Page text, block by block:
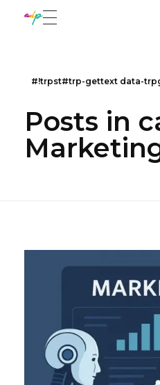
#!trpst#trp-gettext data-
Posts in